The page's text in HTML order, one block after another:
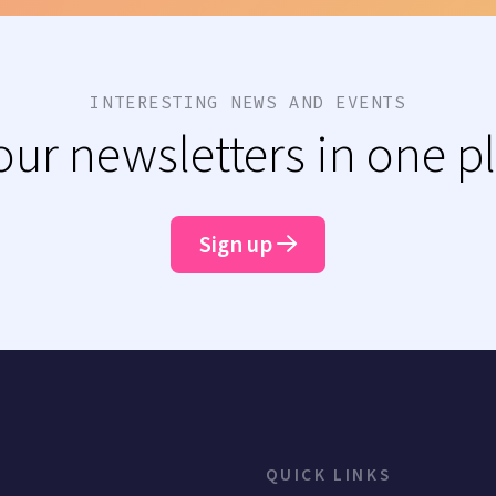
INTERESTING NEWS AND EVENTS
newsletters in one
Sign up
QUICK LINKS